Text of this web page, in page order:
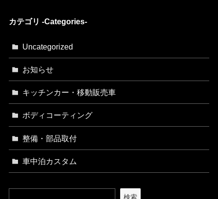
カテゴリ -Categories-
Uncategorized
お知らせ
キッチンカー・移動販売車
ボディコーティング
整備・部品取付
車中泊カスタム
検索